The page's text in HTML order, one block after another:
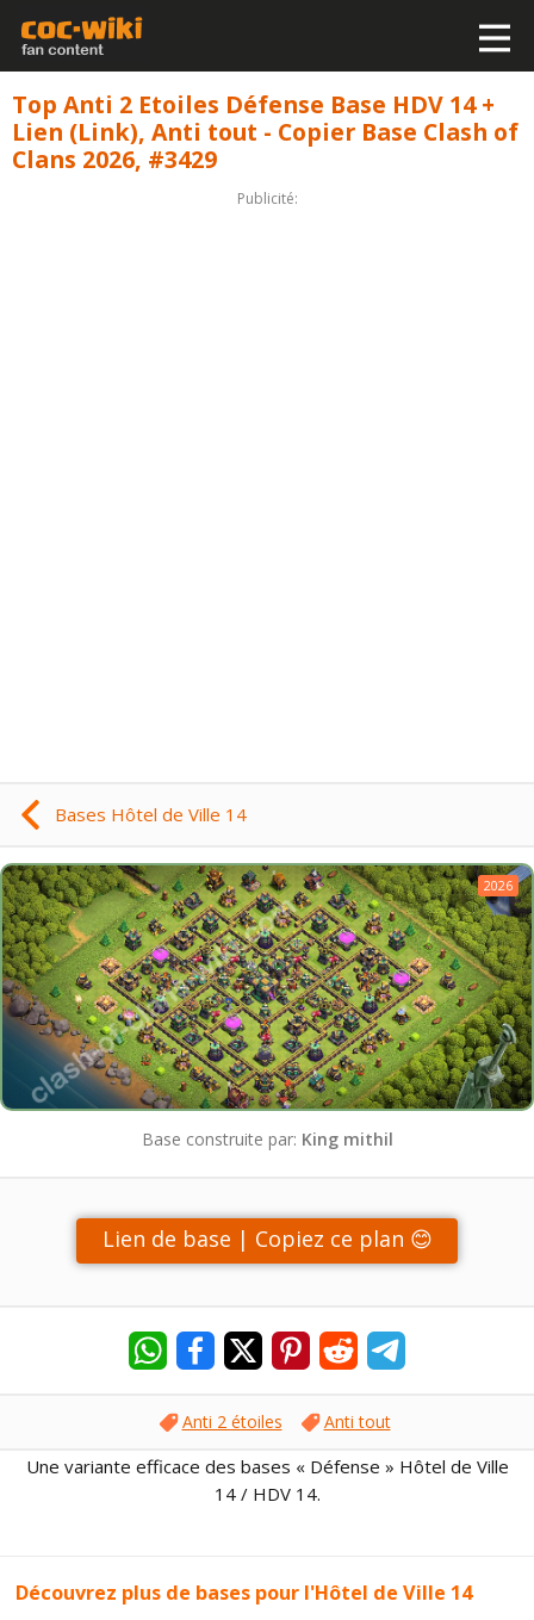
Top Anti 2 Etoiles Défense Base HDV 14 +
Lien (Link), Anti tout - Copier Base Clash of
Clans 2026, #3429
Publicité:
Bases Hôtel de Ville 14
2026
Base construite par: King mithil
Lien de base | Copiez ce plan 😊
Anti 2 étoiles Anti tout
Une variante efficace des bases « Défense » Hôtel de Ville
14 / HDV 14.
Découvrez plus de bases pour l'Hôtel de Ville 14